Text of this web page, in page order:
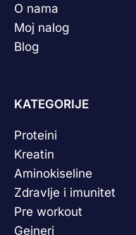
O nama
Moj nalog
Blog
KATEGORIJE
Proteini
Kreatin
Aminokiseline
Zdravlje i imunitet
Pre workout
Gejneri